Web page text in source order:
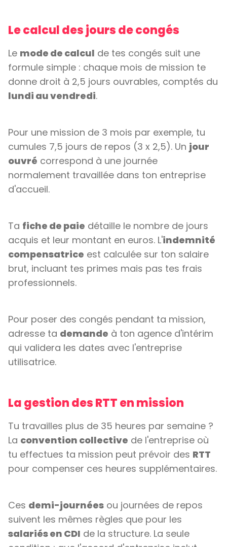
Le calcul des jours de congés
Le mode de calcul de tes congés suit une
formule simple : chaque mois de mission te
donne droit à 2,5 jours ouvrables, comptés du
lundi au vendredi.
Pour une mission de 3 mois par exemple, tu
cumules 7,5 jours de repos (3 x 2,5). Un jour
ouvré correspond à une journée
normalement travaillée dans ton entreprise
d'accueil.
Ta fiche de paie détaille le nombre de jours
acquis et leur montant en euros. L'indemnité
compensatrice est calculée sur ton salaire
brut, incluant tes primes mais pas tes frais
professionnels.
Pour poser des congés pendant ta mission,
adresse ta demande à ton agence d'intérim
qui validera les dates avec l'entreprise
utilisatrice.
La gestion des RTT en mission
Tu travailles plus de 35 heures par semaine ?
La convention collective de l'entreprise où
tu effectues ta mission peut prévoir des RTT
pour compenser ces heures supplémentaires.
Ces demi-journées ou journées de repos
suivent les mêmes règles que pour les
salariés en CDI de la structure. La seule